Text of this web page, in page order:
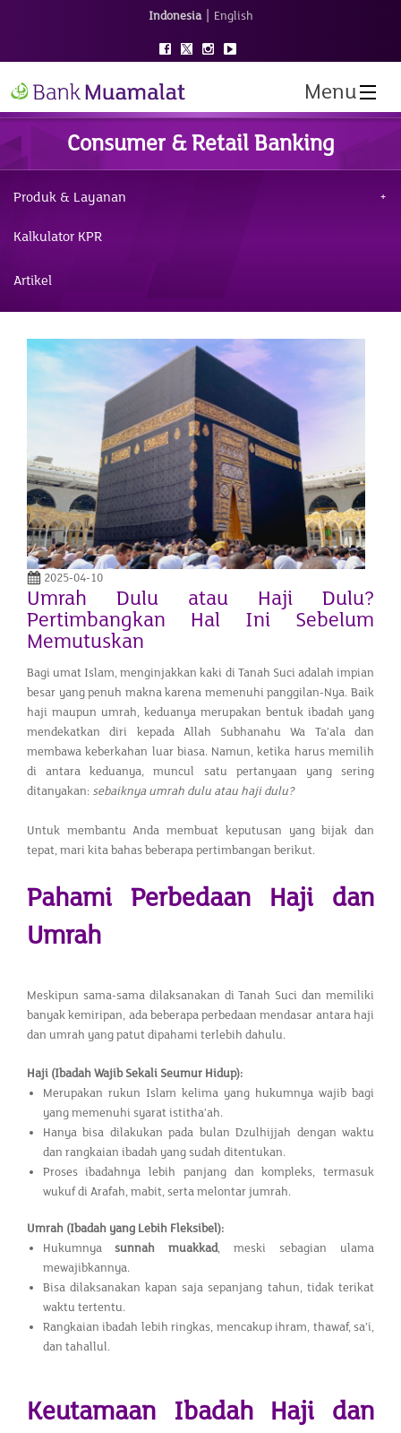
Indonesia | English
Menu
Consumer & Retail Banking
Produk & Layanan
Kalkulator KPR
Artikel
2025-04-10
Umrah Dulu atau Haji Dulu?
Pertimbangkan Hal Ini Sebelum
Memutuskan
Bagi umat Islam, menginjakkan kaki di Tanah Suci adalah impian
besar yang penuh makna karena memenuhi panggilan-Nya. Baik
haji maupun umrah, keduanya merupakan bentuk ibadah yang
mendekatkan diri kepada Allah Subhanahu Wa Ta’ala dan
membawa keberkahan luar biasa. Namun, ketika harus memilih
di antara keduanya, muncul satu pertanyaan yang sering
ditanyakan: sebaiknya umrah dulu atau haji dulu?
Untuk membantu Anda membuat keputusan yang bijak dan
tepat, mari kita bahas beberapa pertimbangan berikut.
Pahami Perbedaan Haji dan
Umrah
Meskipun sama-sama dilaksanakan di Tanah Suci dan memiliki
banyak kemiripan, ada beberapa perbedaan mendasar antara haji
dan umrah yang patut dipahami terlebih dahulu.
Haji (Ibadah Wajib Sekali Seumur Hidup):
Merupakan rukun Islam kelima yang hukumnya wajib bagi
yang memenuhi syarat istitha’ah.
Hanya bisa dilakukan pada bulan Dzulhijjah dengan waktu
dan rangkaian ibadah yang sudah ditentukan.
Proses ibadahnya lebih panjang dan kompleks, termasuk
wukuf di Arafah, mabit, serta melontar jumrah.
Umrah (Ibadah yang Lebih Fleksibel):
Hukumnyasunnah muakkad, meski sebagian ulama
mewajibkannya.
Bisa dilaksanakan kapan saja sepanjang tahun, tidak terikat
waktu tertentu.
Rangkaian ibadah lebih ringkas, mencakup ihram, thawaf, sa’i,
dan tahallul.
Keutamaan Ibadah Haji dan